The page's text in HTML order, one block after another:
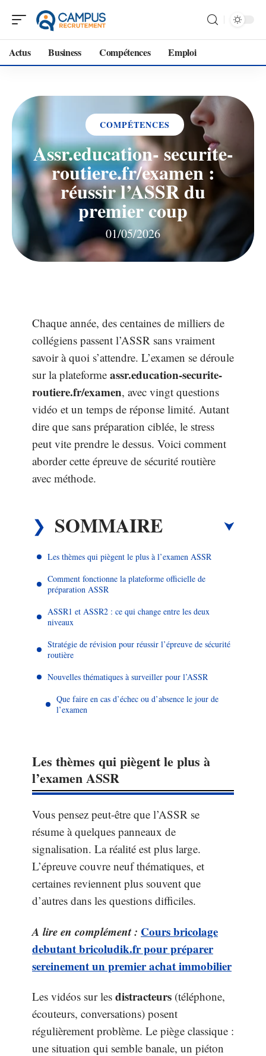
Actus Business Compétences Emploi
COMPÉTENCES
Assr.education- securite-
routiere.fr/examen :
réussir l’ASSR du
premier coup
01/05/2026
Chaque année, des centaines de milliers de
collégiens passent l’ASSR sans vraiment
savoir à quoi s’attendre. L’examen se déroule
sur la plateforme assr.education-securite-
routiere.fr/examen, avec vingt questions
vidéo et un temps de réponse limité. Autant
dire que sans préparation ciblée, le stress
peut vite prendre le dessus. Voici comment
aborder cette épreuve de sécurité routière
avec méthode.
SOMMAIRE
Les thèmes qui piègent le plus à l’examen ASSR
Comment fonctionne la plateforme officielle de
préparation ASSR
ASSR1 et ASSR2 : ce qui change entre les deux
niveaux
Stratégie de révision pour réussir l’épreuve de sécurité
routière
Nouvelles thématiques à surveiller pour l’ASSR
Que faire en cas d’échec ou d’absence le jour de
l’examen
Les thèmes qui piègent le plus à
l’examen ASSR
Vous pensez peut-être que l’ASSR se
résume à quelques panneaux de
signalisation. La réalité est plus large.
L’épreuve couvre neuf thématiques, et
certaines reviennent plus souvent que
d’autres dans les questions difficiles.
A lire en complément : Cours bricolage
debutant bricoludik.fr pour préparer
sereinement un premier achat immobilier
Les vidéos sur les distracteurs (téléphone,
écouteurs, conversations) posent
régulièrement problème. Le piège classique :
une situation qui semble banale, un piéton